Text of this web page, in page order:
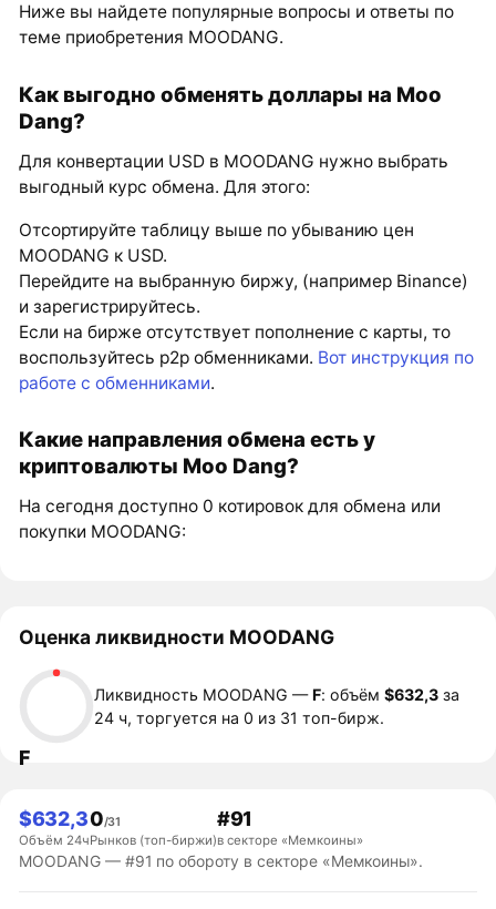
Ниже вы найдете популярные вопросы и ответы по
теме приобретения MOODANG.
Как выгодно обменять доллары на Moo
Dang?
Для конвертации USD в MOODANG нужно выбрать
выгодный курс обмена. Для этого:
Отсортируйте таблицу выше по убыванию цен
MOODANG к USD.
Перейдите на выбранную биржу, (например Binance)
и зарегистрируйтесь.
Если на бирже отсутствует пополнение с карты, то
воспользуйтесь p2p обменниками. Вот инструкция по
работе с обменниками.
Какие направления обмена есть у
криптовалюты Moo Dang?
На сегодня доступно 0 котировок для обмена или
покупки MOODANG:
Оценка ликвидности MOODANG
F
Ликвидность MOODANG —F: объём$632,3 за
24 ч, торгуется на 0 из 31 топ-бирж.
$632,3
Объём 24ч
0/31
Рынков (топ-биржи)
#91
в секторе «Мемкоины»
MOODANG — #91 по обороту в секторе «Мемкоины».